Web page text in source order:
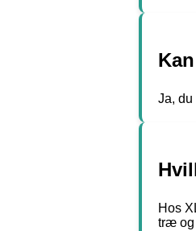
Ja, du
Hos
træ og